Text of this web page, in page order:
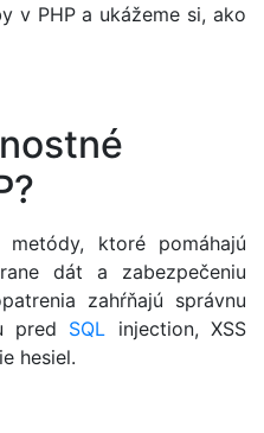
v PHP a ukážeme si, ako
ktoré pomáhajú
dát a zabezpečeniu
zahŕňajú správnu
pred SQL injection, XSS
hesiel.